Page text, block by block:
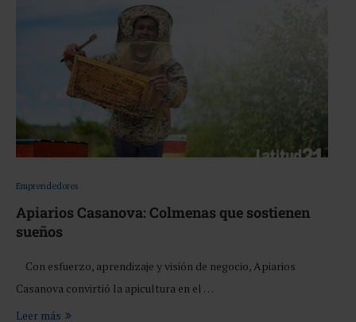
Emprendedores
Apiarios Casanova: Colmenas que sostienen
sueños
Con esfuerzo, aprendizaje y visión de negocio, Apiarios
Casanova convirtió la apicultura en el …
Leer más